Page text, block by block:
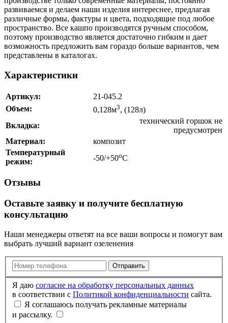
развиваемся и делаем наши изделия интереснее, предлагая
различные формы, фактуры и цвета, подходящие под любое
пространство. Все кашпо производятся ручным способом,
поэтому производство является достаточно гибким и дает
возможность предложить вам гораздо больше вариантов, чем
представлены в каталогах.
Характеристики
Артикул:
21-045.2
Объем:
0,128м3, (128л)
Вкладка:
технический горшок не
предусмотрен
Материал:
композит
Температурный
режим:
-50/+50оС
Отзывы
Оставьте заявку и получите бесплатную
консультацию
Наши менеджеры ответят на все ваши вопросы и помогут вам
выбрать лучший вариант озеленения
Отправить
Я даю согласие на обработку персональных данных
в соответствии с Политикой конфиденциальности сайта.
Я соглашаюсь получать рекламные материалы
и рассылку.